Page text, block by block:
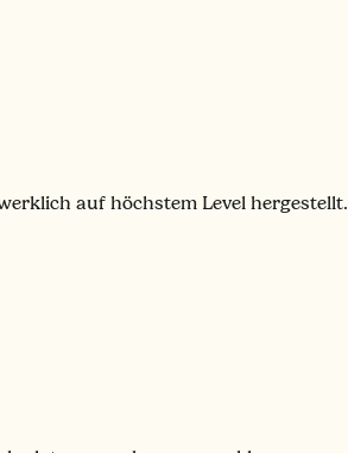
auf höchstem Level hergestellt.